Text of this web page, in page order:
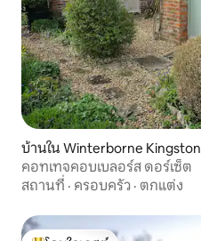
บ้านใน Winterborne Kingston
คอทเทจคอบเบลอร์ส ดอร์เซ็ต
สถานที่ · ครอบครัว · ตกแต่ง